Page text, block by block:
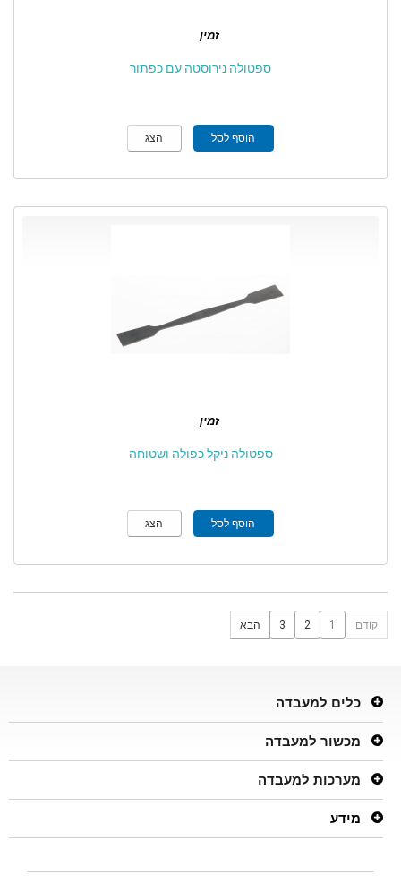
זמין
ספטולה נירוסטה עם כפתור
הוסף לסל הצג
זמין
ספטולה ניקל כפולה ושטוחה
הוסף לסל הצג
קודם 1
2
3 הבא
כלים למעבדה
מכשור למעבדה
מערכות למעבדה
מידע